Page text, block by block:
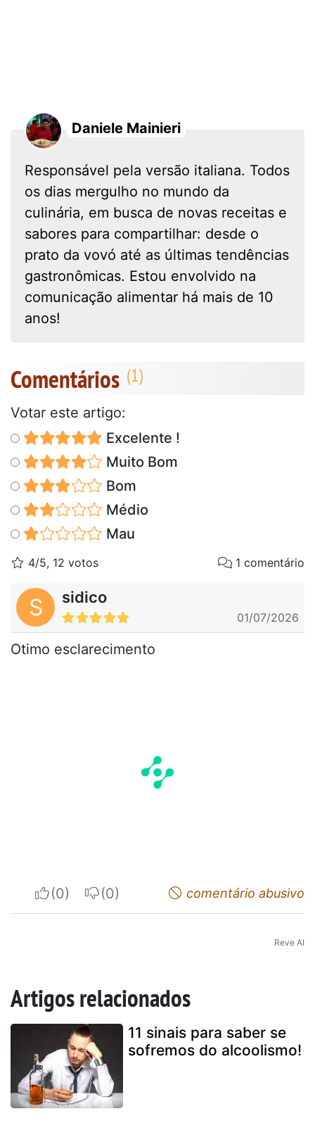
Daniele Mainieri
Responsável pela versão italiana. Todos
os dias mergulho no mundo da
culinária, em busca de novas receitas e
sabores para compartilhar: desde o
prato da vovó até as últimas tendências
gastronômicas. Estou envolvido na
comunicação alimentar há mais de 10
anos!
Comentários
Votar este artigo:
Excelente !
Muito Bom
Bom
Médio
Mau
4/5, 12 votos 1 comentário
S sidico
01/07/2026
Otimo esclarecimento
I apreciateI do not appreciatecomentário abusivo
Reve AI
Artigos relacionados
11 sinais para saber se
sofremos do alcoolismo!